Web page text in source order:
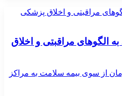
مراقبتی و اخلاق پزشکی
الگوهای مراقبتی و اخلاق
۱۸۸۰میلیارد تومان از سوی بیمه سلامت به مراکز